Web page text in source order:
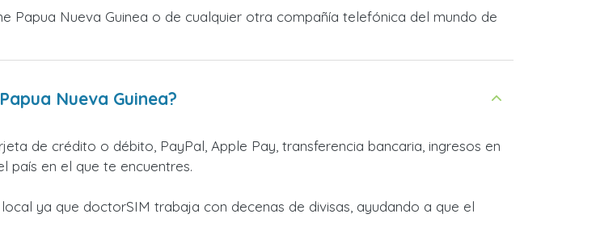
Papua Nueva Guinea o de cualquier otra compañía telefónica del mundo de
Nueva Guinea?
de crédito o débito, PayPal, Apple Pay, transferencia bancaria, ingresos en
país en el que te encuentres.
ya que doctorSIM trabaja con decenas de divisas, ayudando a que el